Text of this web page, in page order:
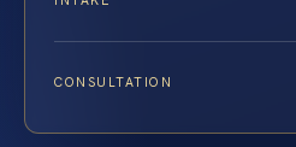
CONSULTATION